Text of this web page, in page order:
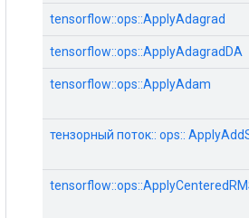
tensorflow::ops::ApplyAdagrad
tensorflow::ops::ApplyAdagradDA
tensorflow::ops::ApplyAdam
тензорный поток:: ops::